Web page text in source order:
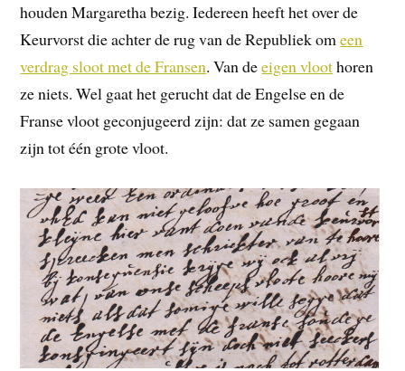
houden Margaretha bezig. Iedereen heeft het over de
Keurvorst die achter de rug van de Republiek omeen
verdrag sloot met de Fransen. Van deeigen vloothoren
ze niets. Wel gaat het gerucht dat de Engelse en de
Franse vloot geconjugeerd zijn: dat ze samen gegaan
zijn tot één grote vloot.